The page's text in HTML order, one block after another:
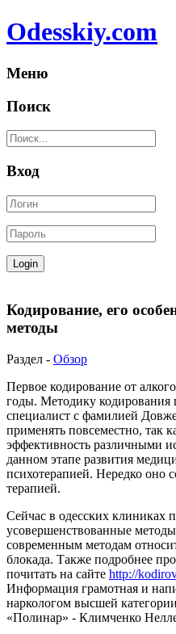
Odesskiy.com
Меню
Поиск
Вход
Кодирование, его
методы
Раздел - Обзор
Первое кодирование от
годы. Методику кодирования
специалист с фамилией
применять повсеместно, так
эффективность различными
данном этапе развития
психотерапией. Нередко оно
терапией.
Сейчас в одесских клиниках
усовершенствованные
современным методам
блокада. Также подробнее
почитать на сайте http://
Информация грамотная и
наркологом высшей
«Полинар» - Климченко